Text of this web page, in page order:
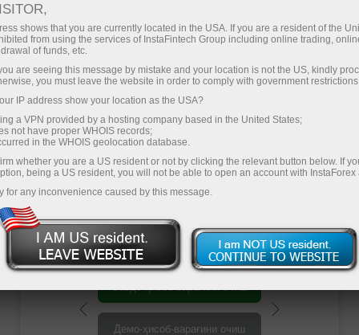
Акциялар тақвими -
Жорий Форекс
бонуслари ва
тадбирлари
InstaForex акциялар тақвимини текширинг -
Форекс бонуслари, танловлар ва махсус
савдо кампанияларини кузатиб боринг,
Савдо ҳисоб-варағини очиш
Демо-ҳисоб-варағини очиш
shows that you are currently located in the USA. If you are a resident of the
from using the services of InstaFintech Group including online trading,
of funds, etc.
are seeing this message by mistake and your location is not the US, kindly
you must leave the website in order to comply with government
IP address show your location as the USA?
a VPN provided by a hosting company based in the United States;
not have proper WHOIS records;
in the WHOIS geolocation database.
whether you are a US resident or not by clicking the relevant button below. If
being a US resident, you will not be able to open an account with InstaForex
for any inconvenience caused by this message.